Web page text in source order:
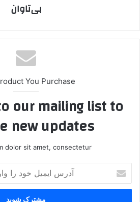
بی‌تاوان
You Purchase
our mailing list to
new updates!
dolor sit amet, consectetur.
ر